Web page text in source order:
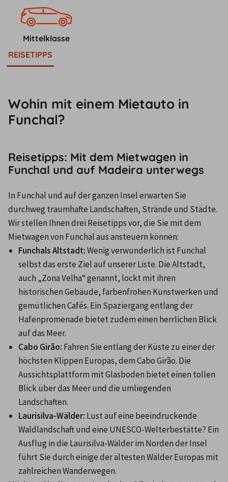
Mittelklasse
REISETIPPS
Wohin mit einem Mietauto in
Funchal?
Reisetipps: Mit dem Mietwagen in
Funchal und auf Madeira unterwegs
In Funchal und auf der ganzen Insel erwarten Sie
durchweg traumhafte Landschaften, Strände und Städte.
Wir stellen Ihnen drei Reisetipps vor, die Sie mit dem
Mietwagen von Funchal aus ansteuern können:
Funchals Altstadt: Wenig verwunderlich ist Funchal
selbst das erste Ziel auf unserer Liste. Die Altstadt,
auch „Zona Velha“ genannt, lockt mit ihren
historischen Gebäude, farbenfrohen Kunstwerken und
gemütlichen Cafés. Ein Spaziergang entlang der
Hafenpromenade bietet zudem einen herrlichen Blick
auf das Meer.
Cabo Girão: Fahren Sie entlang der Küste zu einer der
höchsten Klippen Europas, dem Cabo Girão. Die
Aussichtsplattform mit Glasboden bietet einen tollen
Blick über das Meer und die umliegenden
Landschaften.
Laurisilva-Wälder: Lust auf eine beeindruckende
Waldlandschaft und eine UNESCO-Welterbestätte? Ein
Ausflug in die Laurisilva-Wälder im Norden der Insel
führt Sie durch einige der ältesten Wälder Europas mit
zahlreichen Wanderwegen.